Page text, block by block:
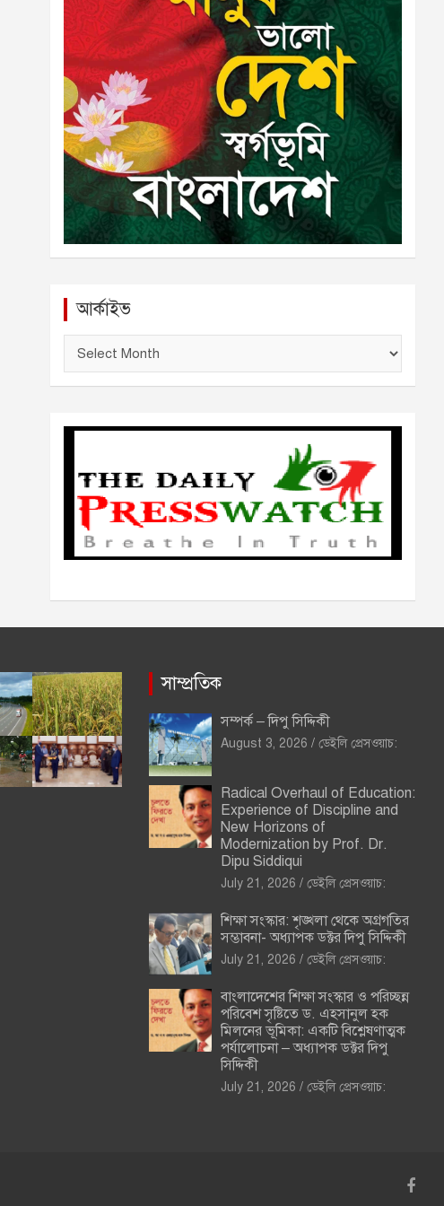
আর্কাইভ
ই
সাম্প্রতিক
সম্পর্ক – দিপু সিদ্দিকী
August 3, 2026 ডেইলি প্রেসওয়াচ:
Radical Overhaul of Education:
Experience of Discipline and
New Horizons of
Modernization by Prof. Dr.
Dipu Siddiqui
July 21, 2026 ডেইলি প্রেসওয়াচ:
শিক্ষা সংস্কার: শৃঙ্খলা থেকে অগ্রগতির
সম্ভাবনা- অধ্যাপক ডক্টর দিপু সিদ্দিকী
July 21, 2026 ডেইলি প্রেসওয়াচ:
বাংলাদেশের শিক্ষা সংস্কার ও পরিচ্ছন্ন
পরিবেশ সৃষ্টিতে ড. এহসানুল হক
মিলনের ভূমিকা: একটি বিশ্লেষণাত্মক
পর্যালোচনা – অধ্যাপক ডক্টর দিপু
সিদ্দিকী
July 21, 2026 ডেইলি প্রেসওয়াচ: